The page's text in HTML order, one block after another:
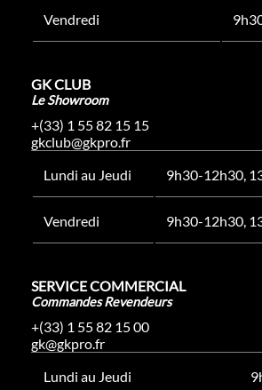
Vendredi
GK CLUB
Le Showroom
+(33) 1 55 82 15 15
gkclub@gkpro.fr
Lundi au Jeudi
9h30-12h30,
Vendredi 9h30-12h30,
SERVICE COMMERCIAL
Commandes Revendeurs
+(33) 1 55 82 15 00
gk@gkpro.fr
Lundi au Jeudi